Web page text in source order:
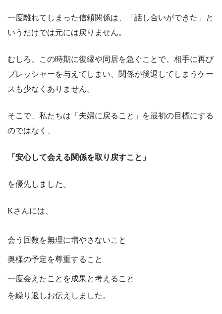
一度離れてしまった信頼関係は、「話し合いができた」と
いうだけでは元には戻りません。
むしろ、この時期に復縁や同居を急ぐことで、相手に再び
プレッシャーを与えてしまい、関係が後退してしまうケー
スも少なくありません。
そこで、私たちは「夫婦に戻ること」を最初の目標にする
のではなく、
「安心して会える関係を取り戻すこと」
を優先しました。
Kさんには、
会う回数を無理に増やさないこと
奥様の予定を尊重すること
一度会えたことを成果と考えること
を繰り返しお伝えしました。